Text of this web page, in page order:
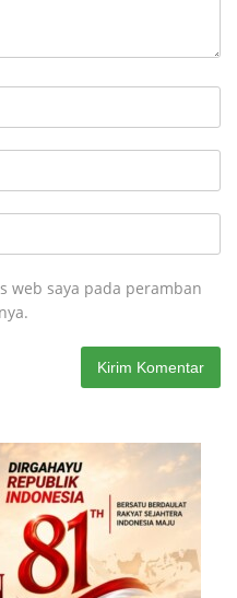
web saya pada peramban